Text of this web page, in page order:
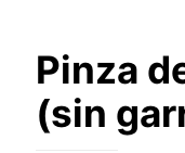
Pinza
(sin